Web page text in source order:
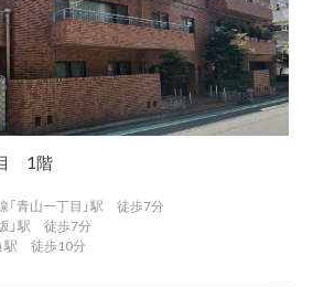
目 1階
「青山一丁目」駅 徒歩7分
」駅 徒歩7分
駅 徒歩10分